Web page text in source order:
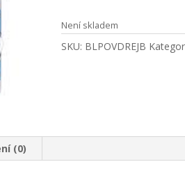
Není skladem
SKU: BLPOVDREJB
(0)